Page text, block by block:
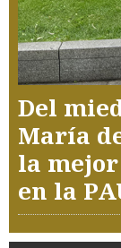
Del
María
la
en la